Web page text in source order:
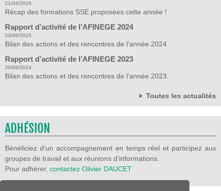
21/04/2026
Récap des formations SSE proposées cette année !
Rapport d’activité de l’AFINEGE 2024
23/06/2025
Bilan des actions et des rencontres de l'année 2024
Rapport d’activité de l’AFINEGE 2023
20/06/2024
Bilan des actions et des rencontres de l'année 2023.
Toutes les actualités
ADHÉSION
Bénéficiez d’un accompagnement en temps réel et participez aux
groupes de travail et aux réunions d’informations.
Pour adhérer, contactez Olivier DAUCET